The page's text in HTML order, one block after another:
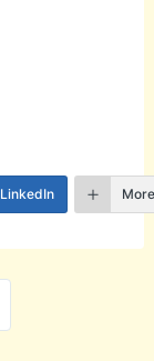
LinkedIn